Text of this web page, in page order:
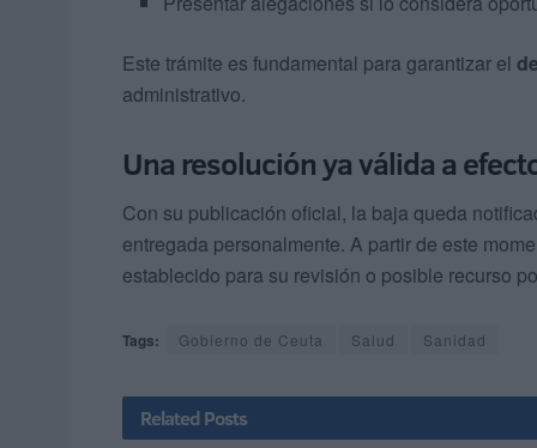
Este trámite es fundamental para garantizar el
administrativo.
Una resolución ya válida a
Con su publicación oficial, la baja queda
entregada personalmente. A partir de este
establecido para su revisión o posible recurso
Tags: Gobierno de Ceuta Salud Sanidad
Related Posts